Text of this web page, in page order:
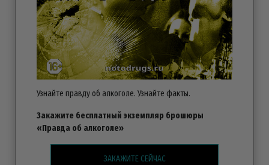
Узнайте правду об алкоголе. Узнайте факты.
Закажите бесплатный экземпляр брошюры
«Правда об алкоголе»
ЗАКАЖИТЕ СЕЙЧАС